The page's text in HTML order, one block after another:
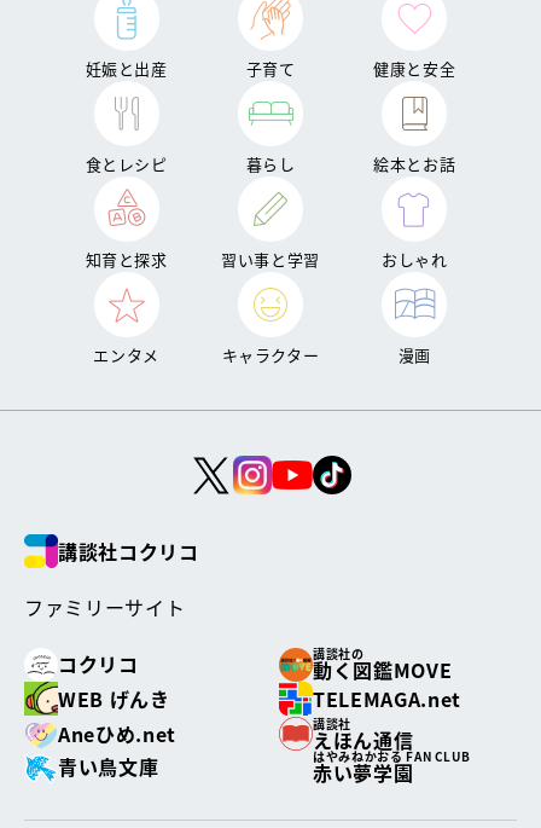
妊娠と出産 子育て 健康と安全
食とレシピ 暮らし 絵本とお話
知育と探求 習い事と学習 おしゃれ
エンタメ キャラクター 漫画
講談社コクリコ
ファミリーサイト
コクリコ
講談社の
動く図鑑MOVE
WEB げんき
TELEMAGA.net
Aneひめ.net
講談社
えほん通信
青い鳥文庫
はやみねかおる FAN CLUB
赤い夢学園